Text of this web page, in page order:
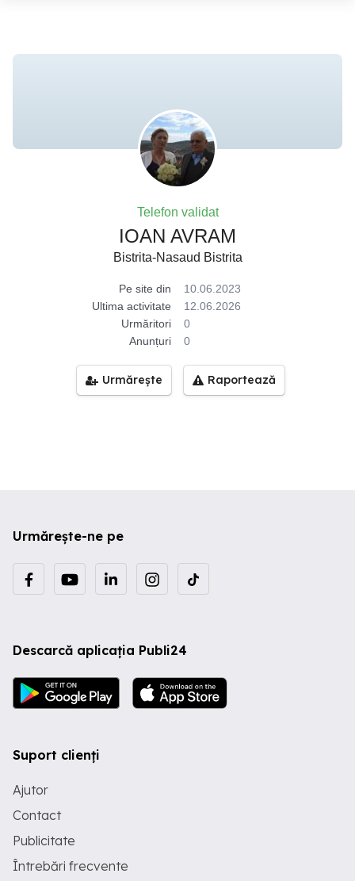
Telefon validat
IOAN AVRAM
Bistrita-Nasaud Bistrita
Pe site din
10.06.2023
Ultima activitate
12.06.2026
Urmăritori
0
Anunțuri
0
Urmărește Raportează
Urmărește-ne pe
Descarcă aplicația Publi24
Suport clienți
Ajutor
Contact
Publicitate
Întrebări frecvente